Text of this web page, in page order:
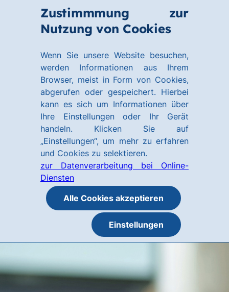
Zustimmmung zur
Nutzung von Cookies
Wenn Sie unsere Website besuchen,
werden Informationen aus Ihrem
Browser, meist in Form von Cookies,
abgerufen oder gespeichert. Hierbei
kann es sich um Informationen über
Ihre Einstellungen oder Ihr Gerät
handeln. Klicken Sie auf
„Einstellungen“, um mehr zu erfahren
und Cookies zu selektieren.
zur Datenverarbeitung bei Online-
Diensten
Alle Cookies akzeptieren
Einstellungen
Hauptinhalt